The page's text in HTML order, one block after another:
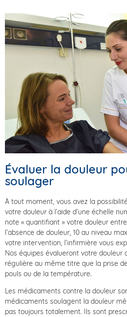
Évaluer la douleur
soulager
À tout moment, vous avez la
votre douleur à l’aide d’une échelle
note « quantifiant » votre douleur
l’absence de douleur, 10 au niveau
votre intervention, l’infirmière vous
Nos équipes évalueront votre
régulière au même titre que la prise
pouls ou de la température.
Les médicaments contre la douleur
médicaments soulagent la douleur
pas toujours totalement. Ils sont